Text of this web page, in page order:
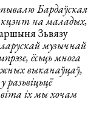
Бардаўская
на маладых,
Зьвязу
музычнай
ёсьць многа
выканаўцаў,
разьвіцьцё
іх мы хочам